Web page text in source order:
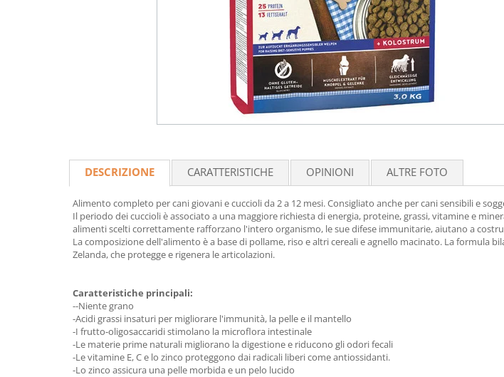
DESCRIZIONE CARATTERISTICHE OPINIONI ALTRE FOTO
Alimento completo per cani giovani e cuccioli da 2 a 12 mesi. Consigliato anche per cani sensibili e
Il periodo dei cuccioli è associato a una maggiore richiesta di energia, proteine, grassi, vitamine e
alimenti scelti correttamente rafforzano l'intero organismo, le sue difese immunitarie, aiutano a
La composizione dell'alimento è a base di pollame, riso e altri cereali e agnello macinato. La formula
Zelanda, che protegge e rigenera le articolazioni.
Caratteristiche principali:
--Niente grano
-Acidi grassi insaturi per migliorare l'immunità, la pelle e il mantello
-I frutto-oligosaccaridi stimolano la microflora intestinale
-Le materie prime naturali migliorano la digestione e riducono gli odori fecali
-Le vitamine E, C e lo zinco proteggono dai radicali liberi come antiossidanti.
-Lo zinco assicura una pelle morbida e un pelo lucido